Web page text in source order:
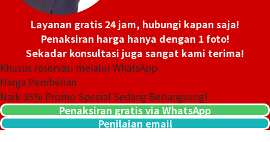
Layanan gratis 24 jam, hubungi kapan saja!
Penaksiran harga hanya dengan 1 foto!
Sekadar konsultasi juga sangat kami terima!
Khusus reservasi melalui WhatsApp
Harga Pembelian
Naik35% Promo Spesial Sedang Berlangsung!
Penaksiran gratis via WhatsApp
Penilaian email